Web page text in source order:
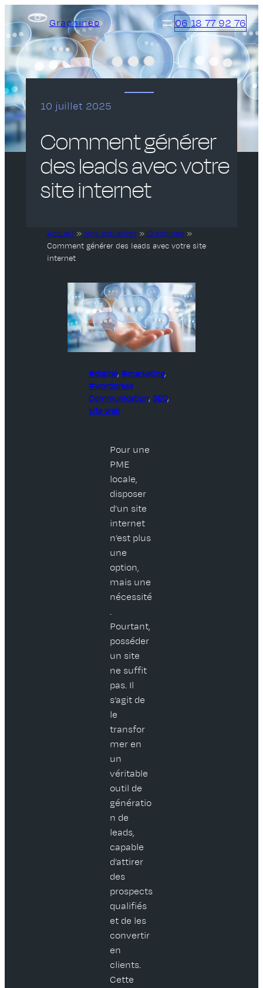
au
contenu
Graphineo 06 18 77 92 76
10 juillet 2025
Comment générer
des leads avec votre
site internet
Accueil » Nos actualités » Graphineo »
Comment générer des leads avec votre site
internet
digital, marketing
wordpress
Communication, SEO
site web
Pour une
PME
locale,
disposer
d’un site
internet
n’est plus
une
option,
mais une
nécessité
Pourtant,
posséder
un site
ne suffit
pas. Il
s’agit de
le
transfor
mer en
un
véritable
outil de
génératio
n de
leads,
capable
d’attirer
des
prospects
qualifiés
et de les
convertir
en
clients.
Cette